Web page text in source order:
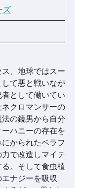
ズ
、地球ではスー
て悪と戦いなが
として働いてい
クロマンサーの
の鏡男から自分
ハニーの存在を
かられたベラフ
で改造しマイテ
。そして食虫植
ナジーを吸収